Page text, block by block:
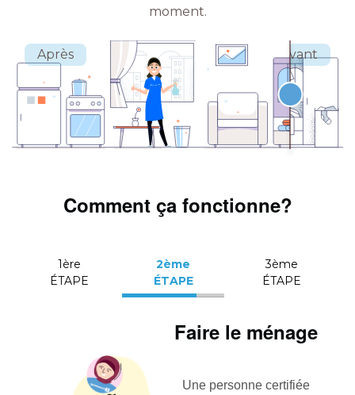
moment.
Comment ça fonctionne?
1ère
ÉTAPE
2ème
ÉTAPE
3ème
ÉTAPE
Faire le ménage
Une personne certifiée